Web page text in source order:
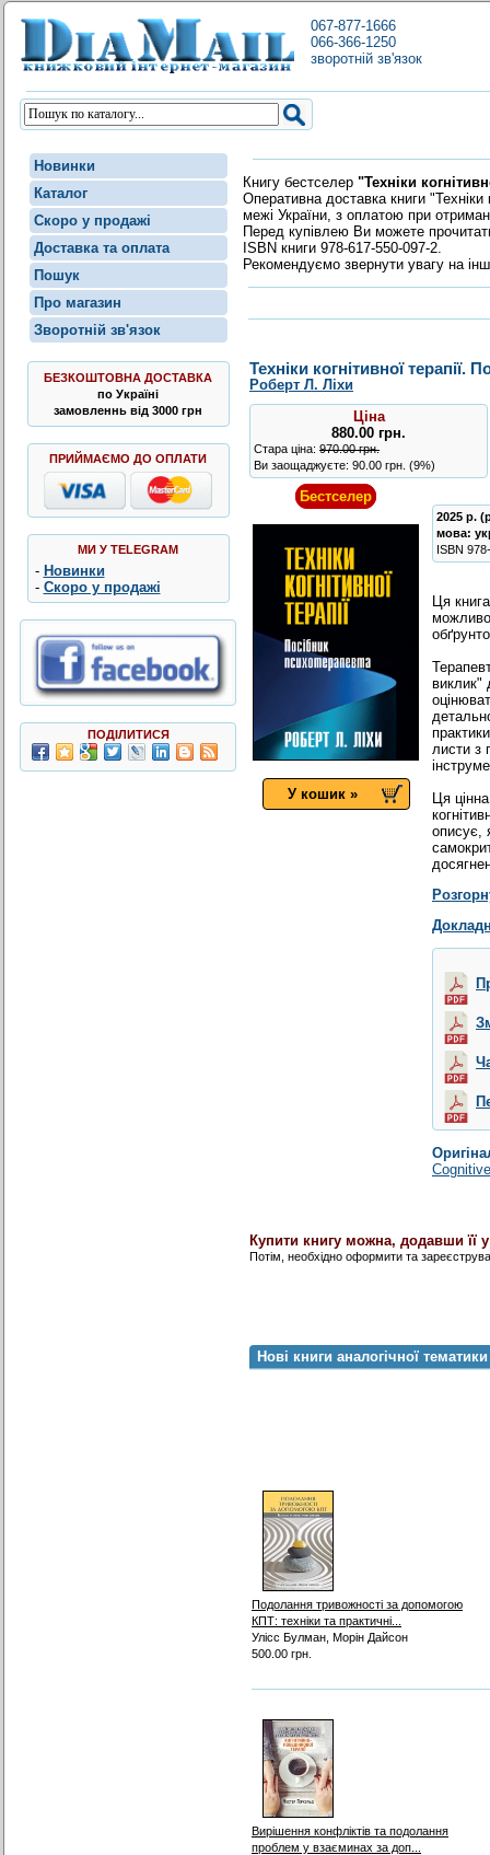
067-877-1666
066-366-1250
зворотній зв'язок
Новинки
Каталог
Скоро у продажі
Доставка та оплата
Пошук
Про магазин
Зворотній зв'язок
БЕЗКОШТОВНА ДОСТАВКА
по Україні
замовленнь від 3000 грн
ПРИЙМАЄМО ДО ОПЛАТИ
МИ У TELEGRAM
- Новинки
- Скоро у продажі
ПОДІЛИТИСЯ
Книгу бестселер "Техніки
Оперативна доставка книги
межі України, з оплатою при
Перед купівлею Ви можете
ISBN книги 978-617-550-097-2.
Рекомендуємо звернути увагу на
Техніки когнітивної терапії.
Роберт Л. Ліхи
Ціна
880.00 грн.
Стара ціна: 970.00 грн.
Ви заощаджуєте: 90.00 грн. (9%)
Бестселер
У кошик »
2025 р.
мова:
ISBN
Ця
виклик"
листи з
Ця
описує,
Купити книгу можна, додавши
Потім, необхідно оформити та
Нові книги аналогічної тематики
Подолання тривожності за допомогою
КПТ: техніки та практичні...
Улісс Булман, Морін Дайсон
500.00 грн.
Вирішення конфліктів та подолання
проблем у взаєминах за доп...